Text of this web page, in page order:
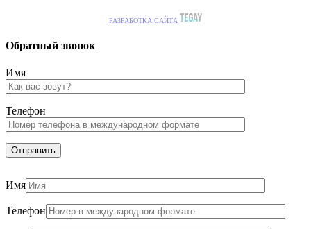
РАЗРАБОТКА САЙТА
Обратный звонок
Имя
Телефон
Имя
Телефон